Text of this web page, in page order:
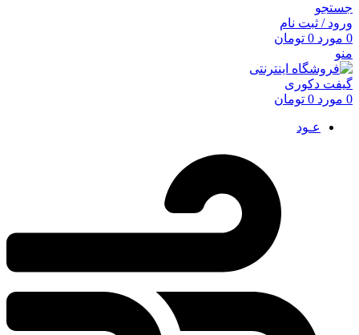
جستجو
ورود / ثبت نام
0 مورد 0 تومان
منو
0 مورد 0 تومان
عـود